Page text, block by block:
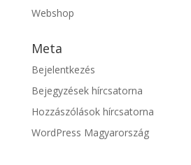
Webshop
Meta
Bejelentkezés
Bejegyzések hírcsatorna
Hozzászólások hírcsatorna
WordPress Magyarország